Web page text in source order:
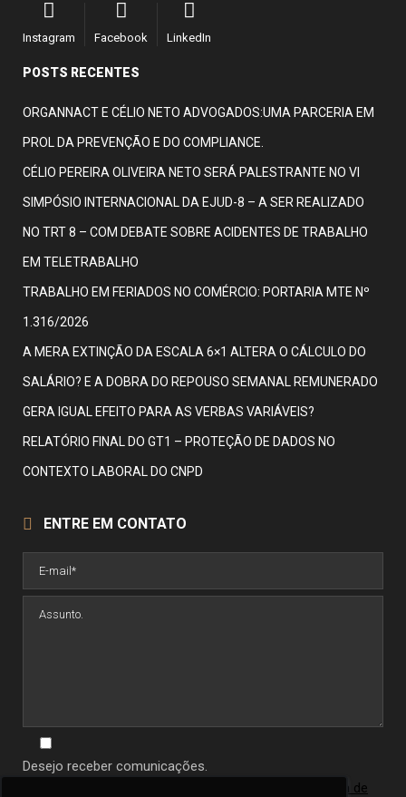
Instagram Facebook LinkedIn
POSTS RECENTES
ORGANNACT E CÉLIO NETO ADVOGADOS:UMA PARCERIA EM
PROL DA PREVENÇÃO E DO COMPLIANCE.
CÉLIO PEREIRA OLIVEIRA NETO SERÁ PALESTRANTE NO VI
SIMPÓSIO INTERNACIONAL DA EJUD-8 – A SER REALIZADO
NO TRT 8 – COM DEBATE SOBRE ACIDENTES DE TRABALHO
EM TELETRABALHO
TRABALHO EM FERIADOS NO COMÉRCIO: PORTARIA MTE Nº
1.316/2026
A MERA EXTINÇÃO DA ESCALA 6×1 ALTERA O CÁLCULO DO
SALÁRIO? E A DOBRA DO REPOUSO SEMANAL REMUNERADO
GERA IGUAL EFEITO PARA AS VERBAS VARIÁVEIS?
RELATÓRIO FINAL DO GT1 – PROTEÇÃO DE DADOS NO
CONTEXTO LABORAL DO CNPD
ENTRE EM CONTATO
Desejo receber comunicações.
política de